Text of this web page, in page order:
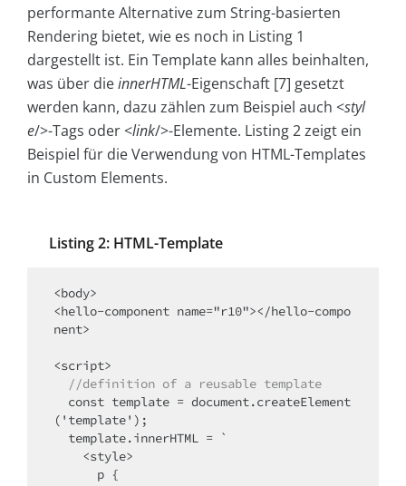
performante Alternative zum String-basierten
Rendering bietet, wie es noch in Listing 1
dargestellt ist. Ein Template kann alles beinhalten,
was über dieinnerHTML-Eigenschaft [7] gesetzt
werden kann, dazu zählen zum Beispiel auch <styl
e/>-Tags oder <link/>-Elemente. Listing 2 zeigt ein
Beispiel für die Verwendung von HTML-Templates
in Custom Elements.
Listing 2: HTML-Template
<body>
<hello-component name="r10"></hello-compo
nent>
<script>
//definition of a reusable template
('template');